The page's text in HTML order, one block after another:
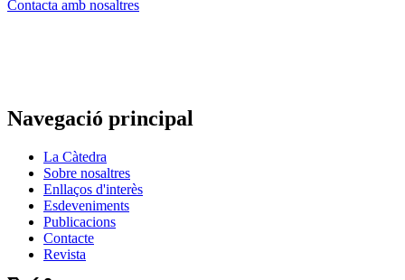
Contacta amb nosaltres
Navegació principal
La Càtedra
Sobre nosaltres
Enllaços d'interès
Esdeveniments
Publicacions
Contacte
Revista